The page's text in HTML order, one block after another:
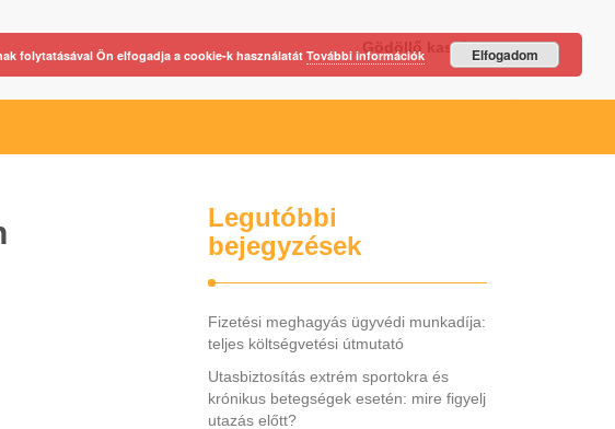
Gödöllő kastély
Legutóbbi
bejegyzések
Fizetési meghagyás ügyvédi munkadíja:
teljes költségvetési útmutató
Utasbiztosítás extrém sportokra és
krónikus betegségek esetén: mire figyelj
utazás előtt?
folytatásával Ön elfogadja a cookie-k használatát További információk Elfogadom